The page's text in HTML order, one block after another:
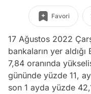
Favori
17 Ağustos 2022
bankaların yer
7,84 oranında
gününde yüzde 11,
son 1 ayda yüzde